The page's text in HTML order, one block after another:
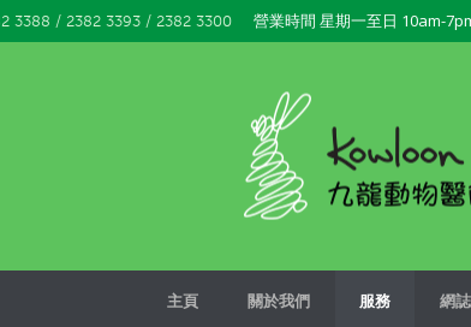
3388 / 2382 3393 / 2382 3300 營業時間 星期一至日 10am-
主頁 關於我們 服務 網誌